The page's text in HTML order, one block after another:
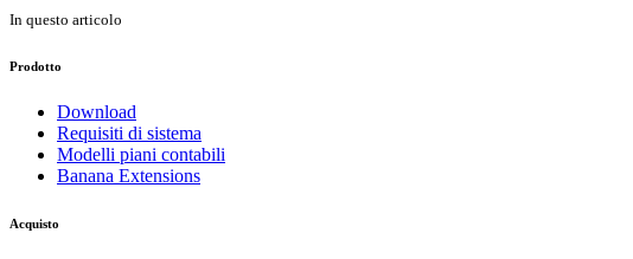
In questo articolo
Prodotto
Download
Requisiti di sistema
Modelli piani contabili
Banana Extensions
Acquisto